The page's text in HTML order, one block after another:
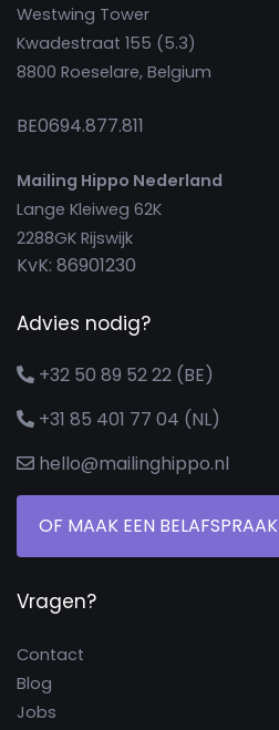
Westwing Tower
Kwadestraat 155 (5.3)
8800 Roeselare, Belgium
BE0694.877.811
Mailing Hippo Nederland
Lange Kleiweg 62K
2288GK Rijswijk
KvK: 86901230
Advies nodig?
+32 50 89 52 22 (BE)
+31 85 401 77 04 (NL)
hello@mailinghippo.nl
OF MAAK EEN BELAFSPRAAK
Vragen?
Contact
Blog
Jobs